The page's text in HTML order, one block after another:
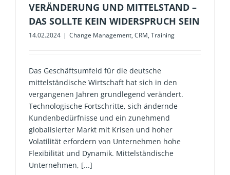
VERÄNDERUNG UND MITTELSTAND –
DAS SOLLTE KEIN WIDERSPRUCH SEIN
14.02.2024 | Change Management, CRM, Training
Das Geschäftsumfeld für die deutsche
mittelständische Wirtschaft hat sich in den
vergangenen Jahren grundlegend verändert.
Technologische Fortschritte, sich ändernde
Kundenbedürfnisse und ein zunehmend
globalisierter Markt mit Krisen und hoher
Volatilität erfordern von Unternehmen hohe
Flexibilität und Dynamik. Mittelständische
Unternehmen, [...]